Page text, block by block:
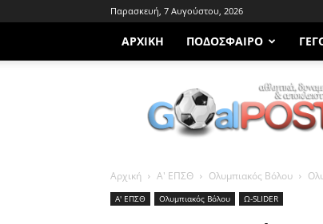
Παρασκευή, 7 Αυγούστου, 2026
ΑΡΧΙΚΗ ΠΟΔΌΣΦΑΙΡΟ
Goalpost.gr
Αρχική Α' ΕΠΣΘ Ολυμπιακός Βόλου
Α' ΕΠΣΘ Ολυμπιακός Βόλου Ω-SLIDER